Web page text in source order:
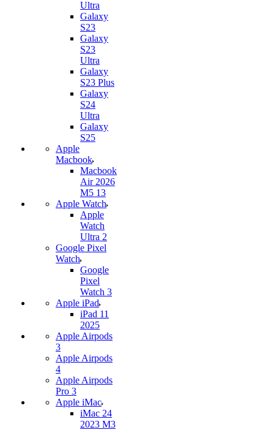
Ultra
Galaxy
S23
Galaxy
S23
Ultra
Galaxy
S23 Plus
Galaxy
S24
Ultra
Galaxy
S25
Apple
Macbook
Macbook
Air 2026
M5 13
Apple Watch
Apple
Watch
Ultra 2
Google Pixel
Watch
Google
Pixel
Watch 3
Apple iPad
iPad 11
2025
Apple Airpods
3
Apple Airpods
4
Apple Airpods
Pro 3
Apple iMac
iMac 24
2023 M3